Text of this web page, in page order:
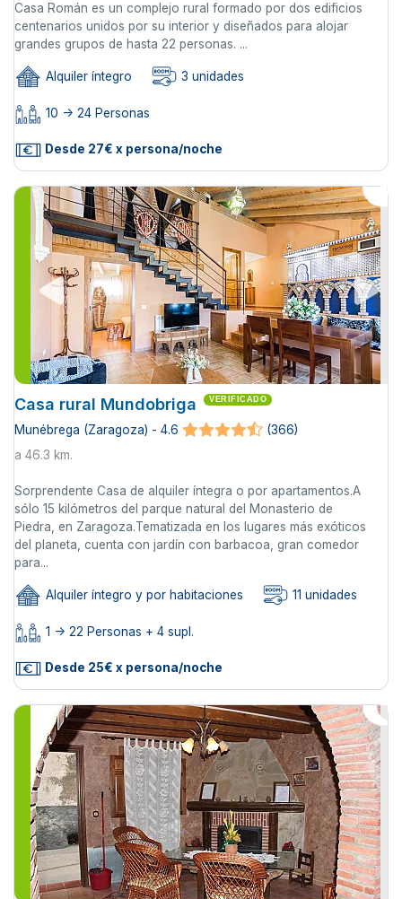
Casa Román es un complejo rural formado por dos edificios
centenarios unidos por su interior y diseñados para alojar
grandes grupos de hasta 22 personas. ...
Alquiler íntegro 3 unidades
10 -> 24 Personas
Desde 27€ x persona/noche
Casa rural Mundobriga VERIFICADO
Munébrega (Zaragoza) - 4.6
(366)
a 46.3 km.
Sorprendente Casa de alquiler íntegra o por apartamentos.A
sólo 15 kilómetros del parque natural del Monasterio de
Piedra, en Zaragoza.Tematizada en los lugares más exóticos
del planeta, cuenta con jardín con barbacoa, gran comedor
para...
Alquiler íntegro y por habitaciones 11 unidades
1 -> 22 Personas + 4 supl.
Desde 25€ x persona/noche